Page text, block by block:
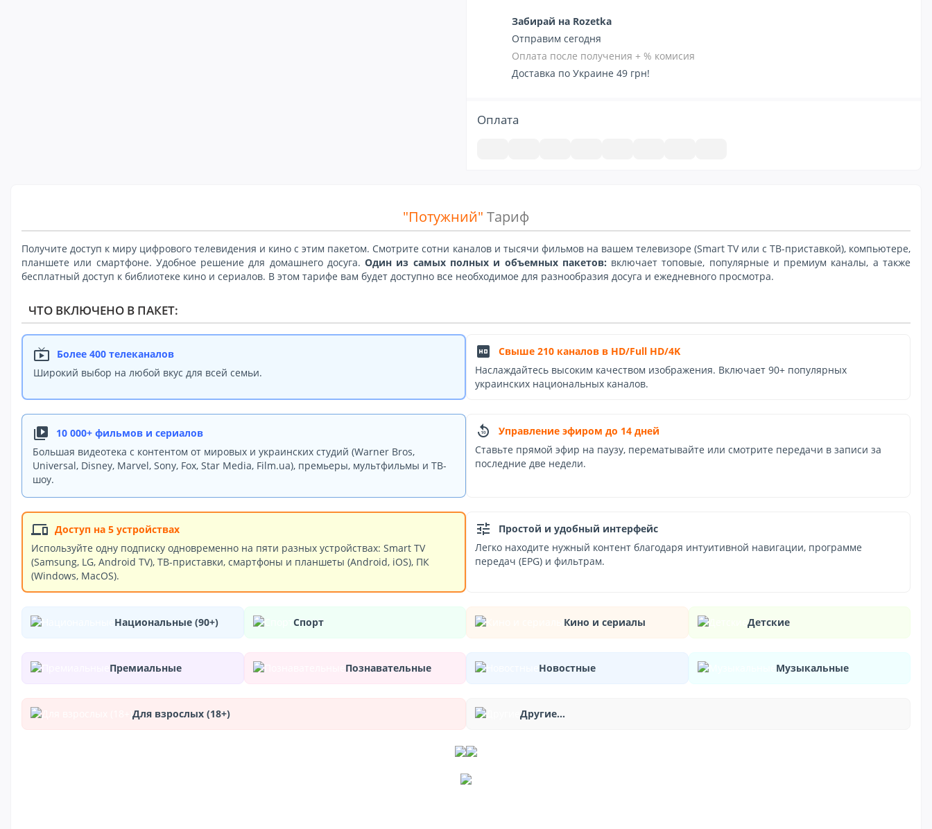
Забирай на Rozetka
Отправим сегодня
Оплата после получения + % комисия
Доставка по Украине 49 грн!
Оплата
"Потужний" Тариф
Получите доступ к миру цифрового телевидения и кино с этим пакетом. Смотрите сотни каналов и тысячи фильмов на вашем телевизоре (Smart TV или с ТВ-приставкой), компьютере,
планшете или смартфоне. Удобное решение для домашнего досуга.Один из самых полных и объемных пакетов: включает топовые, популярные и премиум каналы, а также
бесплатный доступ к библиотеке кино и сериалов. В этом тарифе вам будет доступно все необходимое для разнообразия досуга и ежедневного просмотра.
ЧТО ВКЛЮЧЕНО В ПАКЕТ:
live_tv
Более 400 телеканалов
Широкий выбор на любой вкус для всей семьи.
hd
Свыше 210 каналов в HD/Full HD/4K
Наслаждайтесь высоким качеством изображения. Включает 90+ популярных
украинских национальных каналов.
video_library
10 000+ фильмов и сериалов
Большая видеотека с контентом от мировых и украинских студий (Warner Bros,
Universal, Disney, Marvel, Sony, Fox, Star Media, Film.ua), премьеры, мультфильмы и ТВ-
шоу.
replay_10
Управление эфиром до 14 дней
Ставьте прямой эфир на паузу, перематывайте или смотрите передачи в записи за
последние две недели.
devices Доступ на 5 устройствах
Используйте одну подписку одновременно на пяти разных устройствах: Smart TV
(Samsung, LG, Android TV), ТВ-приставки, смартфоны и планшеты (Android, iOS), ПК
(Windows, MacOS).
tune
Простой и удобный интерфейс
Легко находите нужный контент благодаря интуитивной навигации, программе
передач (EPG) и фильтрам.
Национальные (90+) Спорт Кино и сериалы Детские
Премиальные Познавательные Новостные Музыкальные
Для взрослых (18+) Другие...